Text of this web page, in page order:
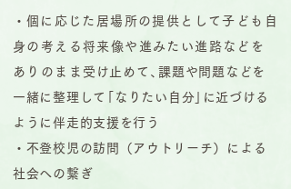
・ 個に応じた居場所の提供として子ども自
身の考える将来像や進みたい進路などを
ありのまま 受け止めて 、課題や問題などを
一緒に整理し て「なりたい自分
に近づける
ように伴走的支援を行う
・不登校児の訪問（アウトリーチ）による
社会への繋ぎ